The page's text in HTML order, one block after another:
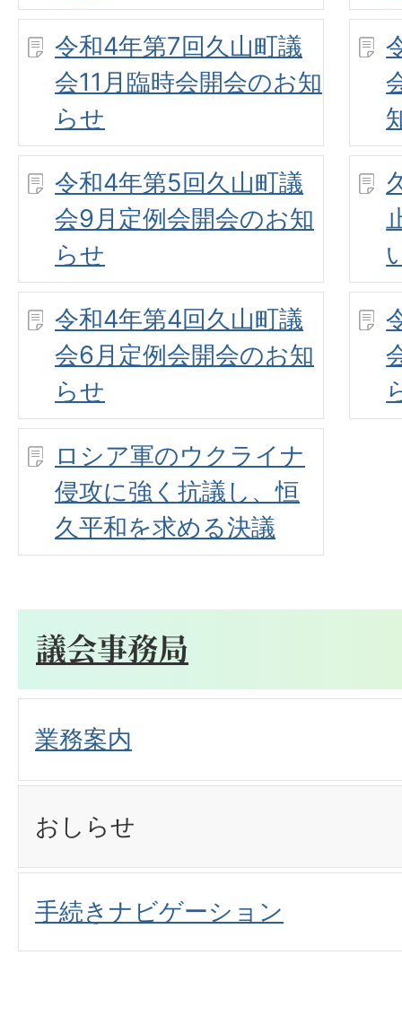
令和4年第7回久山町議
会11月臨時会開会のお知
らせ
令和4年第5回久山町議
会9月定例会開会のお知
らせ
令和4年第4回久山町議
会6月定例会開会のお知
らせ
ロシア軍のウクライナ
侵攻に強く抗議し、恒
久平和を求める決議
議会事務局
業務案内
おしらせ
手続きナビゲーション